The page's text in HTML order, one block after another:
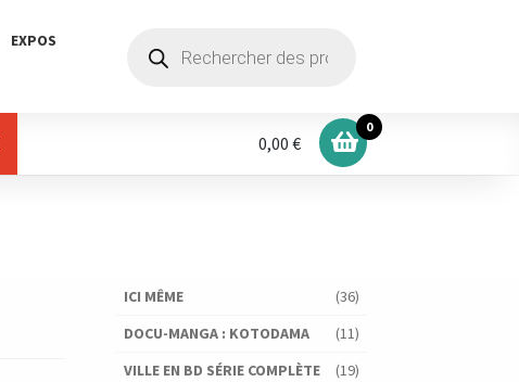
EXPOS
produits
0,00 €
0
ICI MÊME
(36)
DOCU-MANGA : KOTODAMA
(11)
VILLE EN BD SÉRIE COMPLÈTE
(19)